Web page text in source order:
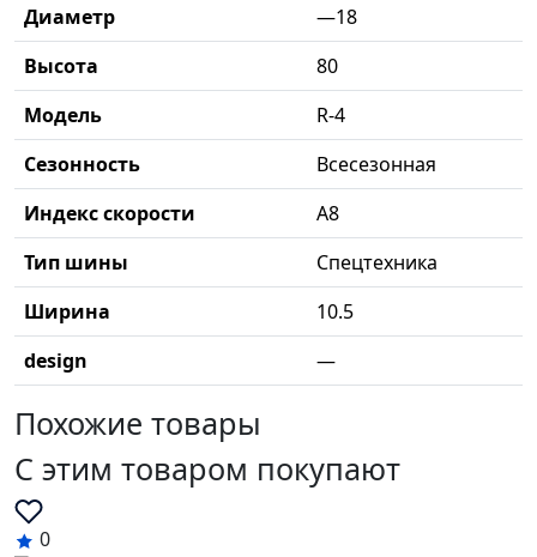
Диаметр
—18
Высота
80
Модель
R-4
Сезонность
Всесезонная
Индекс скорости
A8
Тип шины
Спецтехника
Ширина
10.5
design
—
Похожие товары
C этим товаром покупают
0